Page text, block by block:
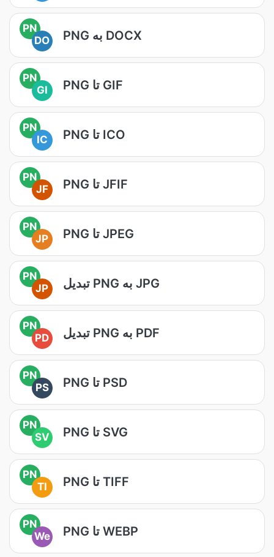
PN
DO
PNG به DOCX
PN
GI
PNG تا GIF
PN
IC
PNG تا ICO
PN
JF
PNG تا JFIF
PN
JP
PNG تا JPEG
PN
JP
تبدیل PNG به JPG
PN
PD
تبدیل PNG به PDF
PN
PS
PNG تا PSD
PN
SV
PNG تا SVG
PN
TI
PNG تا TIFF
PN
We
PNG تا WEBP